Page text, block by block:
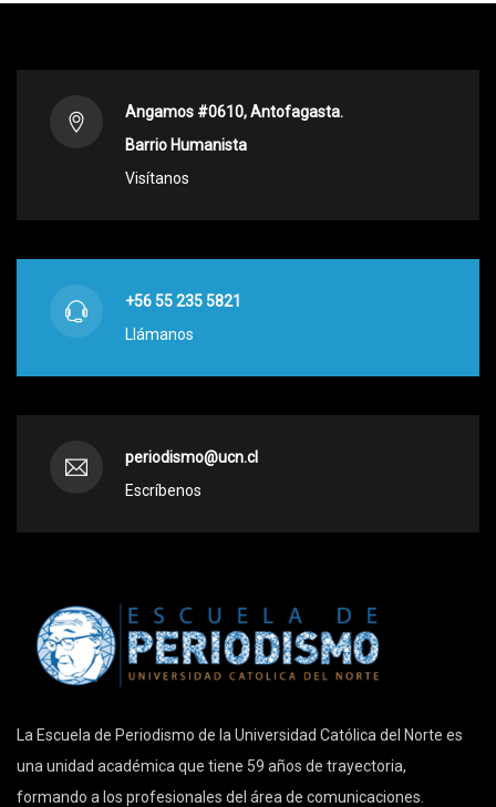
Angamos #0610, Antofagasta.
Barrio Humanista
Visítanos
+56 55 235 5821
Llámanos
periodismo@ucn.cl
Escríbenos
La Escuela de Periodismo de la Universidad Católica del Norte es
una unidad académica que tiene 59 años de trayectoria,
formando a los profesionales del área de comunicaciones.